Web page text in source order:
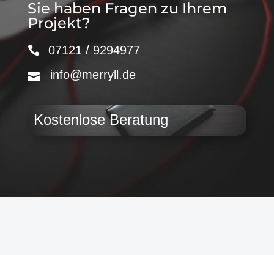
Sie haben Fragen zu Ihrem
Projekt?
07121 / 9294977
info@merryll.de
Kostenlose Beratung